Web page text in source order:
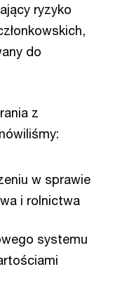
ryzyko
do
z
w sprawie
i rolnictwa
systemu